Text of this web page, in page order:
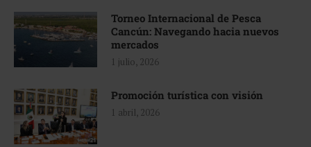
Torneo Internacional de Pesca
Cancún: Navegando hacia nuevos
mercados
1 julio, 2026
Promoción turística con visión
1 abril, 2026